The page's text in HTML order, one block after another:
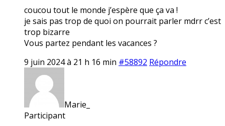
coucou tout le monde j’espère que ça va !
je sais pas trop de quoi on pourrait parler mdrr c’est
trop bizarre
Vous partez pendant les vacances ?
9 juin 2024 à 21 h 16 min #58892 Répondre
Marie_
Participant